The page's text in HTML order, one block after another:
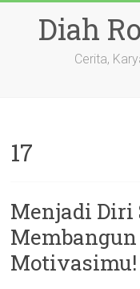
contentDiah
Cerita,
17
Menjadi Diri
Motivasimu!